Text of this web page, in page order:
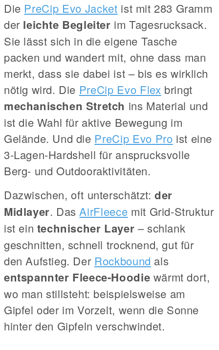
Die PreCip Evo Jacket ist mit 283 Gramm
der leichte Begleiter im Tagesrucksack.
Sie lässt sich in die eigene Tasche
packen und wandert mit, ohne dass man
merkt, dass sie dabei ist – bis es wirklich
nötig wird. Die PreCip Evo Flex bringt
mechanischen Stretch ins Material und
ist die Wahl für aktive Bewegung im
Gelände. Und die PreCip Evo Pro ist eine
3-Lagen-Hardshell für ansprucksvolle
Berg- und Outdooraktivitäten.
Dazwischen, oft unterschätzt:der
Midlayer. DasAirFleece mit Grid-Struktur
ist ein technischer Layer – schlank
geschnitten, schnell trocknend, gut für
den Aufstieg. Der Rockbound als
entspannter Fleece-Hoodie wärmt dort,
wo man stillsteht: beispielsweise am
Gipfel oder im Vorzelt, wenn die Sonne
hinter den Gipfeln verschwindet.